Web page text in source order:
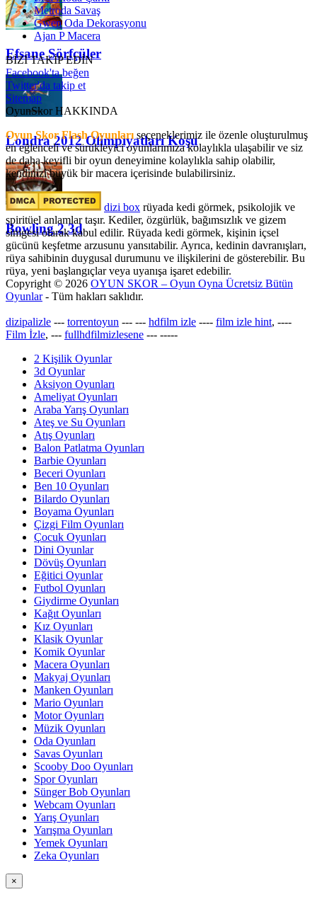
Efsane Sörfçüler
Londra 2012 Olimpiyatları Koşu
Bowling 2 3d
Metroda Savaş
Gwen Oda Dekorasyonu
Ajan P Macera
BİZİ TAKİP EDİN
Facebook'ta beğen
Twitter'da takip et
Sitemap
OyunSkor HAKKINDA
Oyun Skor Flash Oyunları seçeneklerimiz ile özenle oluşturulmuş
en eğlenceli ve sürükleyici oyunlarımıza kolaylıkla ulaşabilir ve siz
de daha keyifli bir oyun deneyimine kolaylıkla sahip olabilir,
kendinizi büyük bir macera içerisinde bulabilirsiniz.
dizi box rüyada kedi görmek​, psikolojik ve
spiritüel anlamlar taşır. Kediler, özgürlük, bağımsızlık ve gizem
simgesi olarak kabul edilir. Rüyada kedi görmek, kişinin içsel
gücünü keşfetme arzusunu yansıtabilir. Ayrıca, kedinin davranışları,
rüya sahibinin duygusal durumunu ve ilişkilerini de gösterebilir. Bu
rüya, yeni başlangıçlar veya uyanışa işaret edebilir.
Copyright © 2026 OYUN SKOR – Oyun Oyna Ücretsiz Bütün
Oyunlar- Tüm hakları saklıdır.
dizipalizle --- torrentoyun --- --- hdfilm izle ---- film izle hint, ----
Film İzle, --- fullhdfilmizlesene --- -----
2 Kişilik Oyunlar
3d Oyunlar
Aksiyon Oyunları
Ameliyat Oyunları
Araba Yarış Oyunları
Ateş ve Su Oyunları
Atış Oyunları
Balon Patlatma Oyunları
Barbie Oyunları
Beceri Oyunları
Ben 10 Oyunları
Bilardo Oyunları
Boyama Oyunları
Çizgi Film Oyunları
Çocuk Oyunları
Dini Oyunlar
Dövüş Oyunları
Eğitici Oyunlar
Futbol Oyunları
Giydirme Oyunları
Kağıt Oyunları
Kız Oyunları
Klasik Oyunlar
Komik Oyunlar
Macera Oyunları
Makyaj Oyunları
Manken Oyunları
Mario Oyunları
Motor Oyunları
Müzik Oyunları
Oda Oyunları
Savas Oyunları
Scooby Doo Oyunları
Spor Oyunları
Sünger Bob Oyunları
Webcam Oyunları
Yarış Oyunları
Yarışma Oyunları
Yemek Oyunları
Zeka Oyunları
×